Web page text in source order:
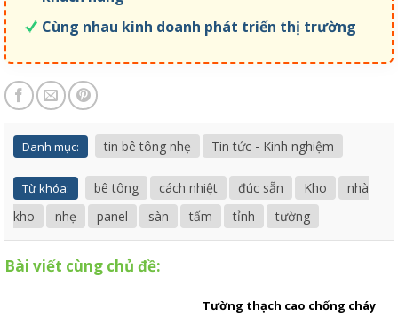
Cùng nhau kinh doanh phát triển thị trường
Danh mục: tin bê tông nhẹ Tin tức - Kinh nghiệm
Từ khóa: bê tông cách nhiệt đúc sẵn Kho
nhà
kho
nhẹ panel sàn tấm tỉnh tường
Bài viết cùng chủ đề:
Tường thạch cao chống cháy